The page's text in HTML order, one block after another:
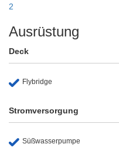
2
Ausrüstung
Deck
Flybridge
Stromversorgung
Süßwasserpumpe